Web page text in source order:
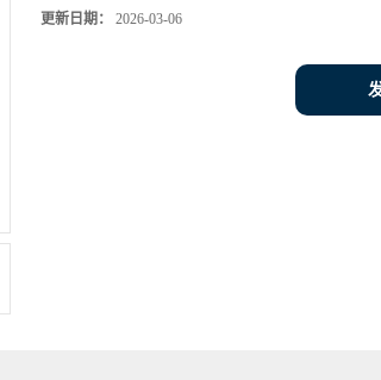
更新日期： 2026-03-06